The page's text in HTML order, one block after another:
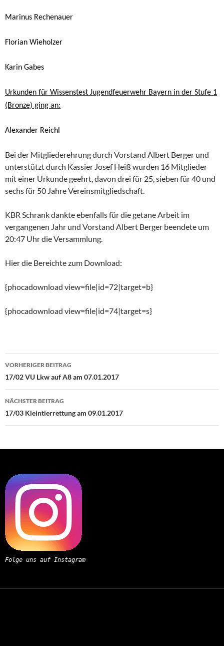
Marinus Rechenauer
Florian Wieholzer
Karin Gabes
Urkunden für Wissenstest Jugendfeuerwehr Bayern in der Stufe 1
(Bronze) ging an:
Alexander Reichl
Bei der Mitgliederehrung durch Vorstand Albert Berger und
unterstützt durch Kassier Josef Heiß wurden 16 Mitglieder
mit einer Urkunde geehrt, davon drei für 25, sieben für 40 und
sechs für 50 Jahre Vereinsmitgliedschaft.
KBR Schrank dankte ebenfalls für die getane Arbeit im
vergangenen Jahr und Vorstand Albert Berger beendete um
20:47 Uhr die Versammlung.
Hier die Bereichte zum Download:
{phocadownload view=file|id=72|target=b}
{phocadownload view=file|id=74|target=s}
Beitragsnavigation
VORHERIGER BEITRAG
17/02 VU Lkw auf A8 am 07.01.2017
NÄCHSTER BEITRAG
17/03 Kleintierrettung am 09.01.2017
Folge uns auf Instagram